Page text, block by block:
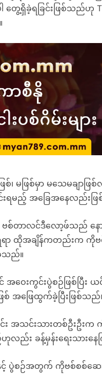
တွေ့ရှိခဲ့ရခြင်းဖြစ်သည်ဟု
မဖြစ်မှာ မသေမချာဖြစ်
ရမည့် အခြေအနေလည်းဖ
စ်တာလင်ဒီလော့ဖ်သည် နေ
အချိန်ကတည်းက ကိုဗစ်ရ
သည်။
ဝေးကွင်းပွဲစဉ်ဖြစ်ပြီး
စ် အဖြေထွက်ခဲ့ပြီးဖြစ်သည်
အသင်းသားတစ်ဦးဦးက
လည်း ခန့်မှန်းရေးသားန
ပွဲစဉ်အတွက် ကိုဗစ်စစ်ဆေး